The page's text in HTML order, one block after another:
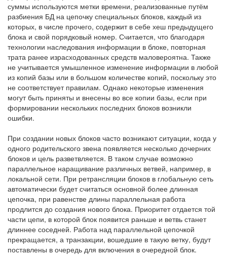
суммы используются метки времени, реализованные путём
разбиения БД на цепочку специальных блоков, каждый из
которых, в числе прочего, содержит в себе хеш предыдущего
блока и свой порядковый номер. Считается, что благодаря
технологии наследования информации в блоке, повторная
трата ранее израсходованных средств маловероятна. Также
не учитывается умышленное изменение информации в любой
из копий базы или в большом количестве копий, поскольку это
не соответствует правилам. Однако некоторые изменения
могут быть приняты и внесены во все копии базы, если при
формировании нескольких последних блоков возникли
ошибки.
При создании новых блоков часто возникают ситуации, когда у
одного родительского звена появляется несколько дочерних
блоков и цель разветвляется. В таком случае возможно
параллельное наращивание различных ветвей, например, в
локальной сети. При ретрансляции блоков в глобальную сеть
автоматически будет считаться основной более длинная
цепочка, при равенстве длины параллельная работа
продлится до создания нового блока. Приоритет отдается той
части цепи, в которой блок появится раньше и ветвь станет
длиннее соседней. Работа над параллельной цепочкой
прекращается, а транзакции, вошедшие в такую ветку, будут
поставлены в очередь для включения в очередной блок.